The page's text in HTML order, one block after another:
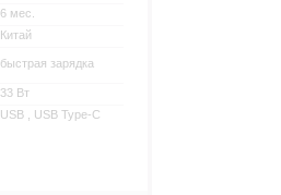
6 мес.
Китай
быстрая зарядка
33 Вт
USB , USB Type-C